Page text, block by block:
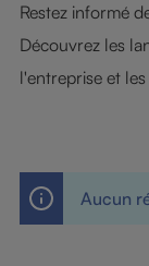
Restez informé
Découvrez les
l'entreprise et
Aucun